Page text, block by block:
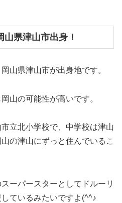
山県津山市出身！
山県津山市が出身地です。
山の可能性が高いです。
立北小学校で、中学校は津山
の津山にずっと住んでいるこ
ーパースターとしてドルーリ
ているみたいですよ(^^♪